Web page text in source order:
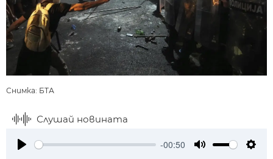
Снимка: БТА
Слушай новината
-00:50